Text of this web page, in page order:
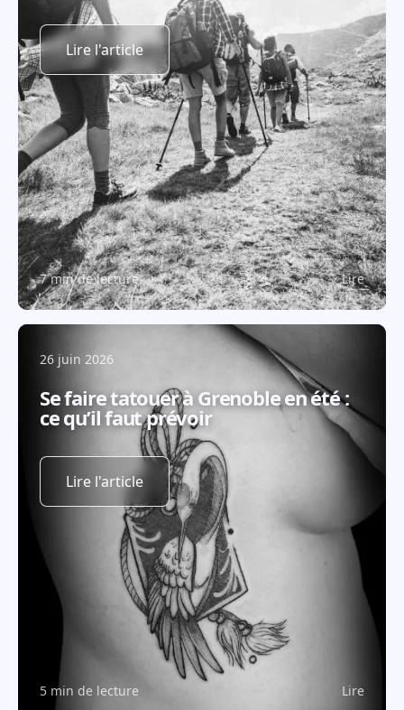
Lire l'article
7 min de lecture Lire
26 juin 2026
Se faire tatouer à Grenoble en été :
ce qu’il faut prévoir
Lire l'article
5 min de lecture Lire